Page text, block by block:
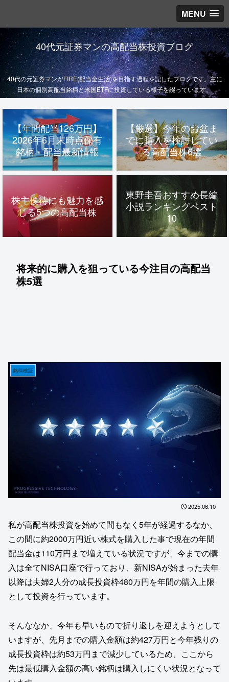
MENU
40代元証券マンの高配当株投資ブログ
40代の元証券マンがFIRE(配当金生活)を目指す過程を記したブログです。主に
日本の個別高配当銘柄と米国ETFに投資している様子を綴っています。
【年間配当126万円】
2026年6月末時点保有
銘柄・配当最新情報
【厳選】今年のお盆ま
でに購入を検討してい
る高配当株6選
株主優待にも魅力を感
じる5つの高配当株
東野圭吾おすすめ長編
小説ランキングベスト
10
将来的に購入を狙っている今注目の高配当
株5選
銘柄検証
2025.06.10
私が高配当株投資を始めて間もなく5年が経過するなか、
この間に約2000万円近い株式を購入した事で現在の年間
配当金は110万円まで増えている状況ですが、今までの購
入は全てNISA口座で行っており、新NISAが始まった去年
以降は夫婦2人分の成長投資枠480万円を年間の購入上限
として投資を行っています。
そんななか、今年も早いもので折り返しを迎えようとして
いますが、先月までの購入金額は約427万円と今年残りの
成長投資枠は約53万円まで減少しているため、ここから
先は最低購入金額の高い銘柄は購入しにくい状況となって